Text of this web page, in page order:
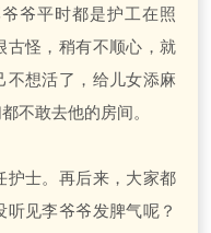
爷平时都是护工在照
古怪，稍有不顺心，就
不想活了，给儿女添麻
不敢去他的房间。
护士。再后来，大家都
见李爷爷发脾气呢？